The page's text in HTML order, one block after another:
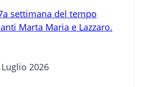
settimana del tempo
Marta Maria e Lazzaro.
2026